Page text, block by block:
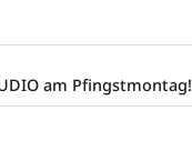
am Pfingstmontag!